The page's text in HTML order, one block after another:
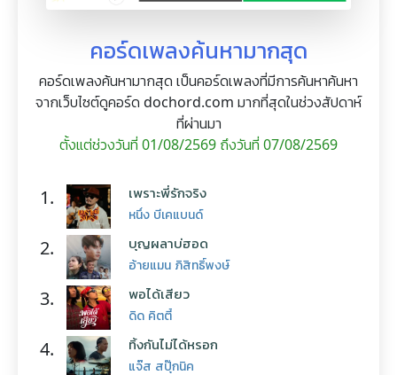
คอร์ดเพลงค้นหามากสุด
คอร์ดเพลงค้นหามากสุด เป็นคอร์ดเพลงที่มีการค้นหาค้นหา
จากเว็บไซต์ดูคอร์ด dochord.com มากที่สุดในช่วงสัปดาห์
ที่ผ่านมา
ตั้งแต่ช่วงวันที่ 01/08/2569 ถึงวันที่ 07/08/2569
1. เพราะพี่รักจริง
หนึ่ง บีเคแบนด์
2. บุญผลาบ่ฮอด
อ้ายแมน ภิสิทธิ์พงษ์
3. พอได้เสียว
ดิด คิตตี้
4. ทิ้งกันไม่ได้หรอก
แจ๊ส สปุ๊กนิค